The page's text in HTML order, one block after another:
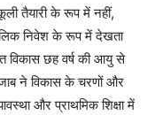
तैयारी के रूप में नहीं,
निवेश के रूप में देखता
विकास छह वर्ष की आयु से
ने विकास के चरणों और
और प्राथमिक शिक्षा में